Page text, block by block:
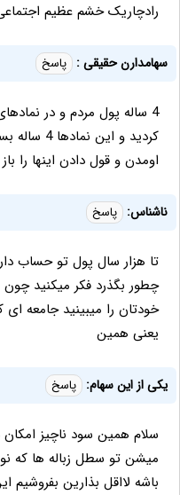
رادچاریک خشم عظیم
سهامدارن حقیقی : پاسخ
4 ساله پول مردم و در
اومدن و قول دادن اینها را
ناشناس: پاسخ
تا هزار سال پول تو حساب
چطور بگذرد فکر میکنید
خودتان را میبینید جامعه
یعنی همین
یکی از این سهام: پاسخ
سلام همین سود ناچیز امکان
میشن تو سطل زباله ها
باشه لااقل بذارین